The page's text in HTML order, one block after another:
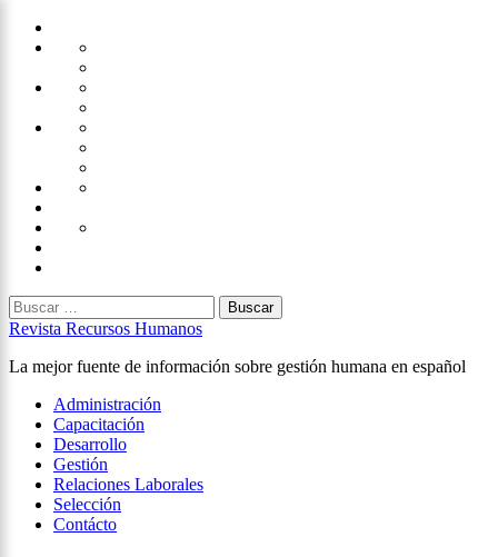
Saltar
Administración
Capacitación
Desarrollo
Gestión
Laborales
Selección
Buscar:
Revista Recursos Humanos
La mejor fuente de información sobre gestión humana en español
Menú
principal
Administración
Capacitación
Desarrollo
Gestión
Relaciones Laborales
Selección
Contácto